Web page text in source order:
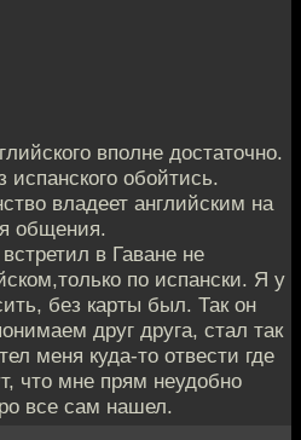
вполне достаточно.
обойтись.
владеет английским на
общения.
в Гаване не
по испански. Я у
без карты был. Так он
друг друга, стал так
меня куда-то отвести где
что мне прям неудобно
все сам нашел.